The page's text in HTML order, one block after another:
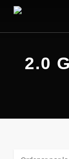
content
2.0